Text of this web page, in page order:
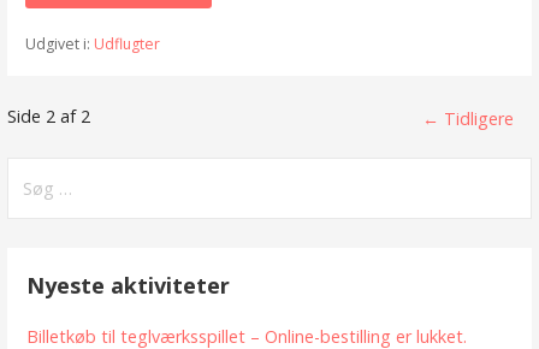
Udgivet i: Udflugter
Indlæg
navigering
Side 2 af 2 ← Tidligere
efter:
Nyeste aktiviteter
Billetkøb til teglværksspillet – Online-bestilling er lukket.